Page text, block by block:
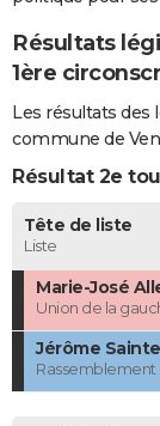
Bricolage
Lifestyle
Culture
Sport
Auto
Television
Voyage
Cinema
Résultats
1ère
Les résultats des
commune de
Résultat 2e
Tête de liste
Liste
Marie-José
Union de la
Jérôme
Rassemblement